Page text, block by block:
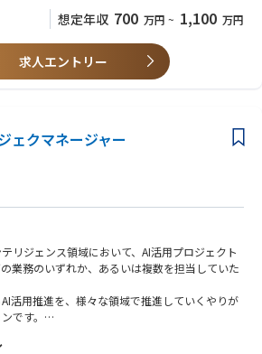
解決など）
軸とし、以下の領域についてご経験や適性に応
備と改善
りのスキルアップと、開発部全体の技術力底上
行
進、および技術広報チームと連携したアウトプ
の強化
心に、Gyazo / Cosense開発チームも含めた開
ント施策の展開
TypeScript
TypeScript, Python
Cloud Platform, MongoDB Atlas
ESLint, Renovate, など
用したエンジニアのオンボーディング・定着の
験
ーブルメント領域での改善経験（開発プロセ
ト整備など）
プルマネジメントが分離されている組織での業
想定年収 700 万円 ~ 1,100 万円
求人エントリー
クマネージャー
リジェンス領域において、AI活用プロジェクト
業務のいずれか、あるいは複数を担当していた
活用推進を、様々な領域で推進していくやりが
です。